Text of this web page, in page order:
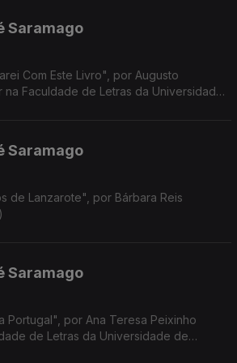
Saramago
Com Este Livro", por Augusto
Faculdade de Letras da Universidade
Saramago
de Lanzarote", por Bárbara Reis
Saramago
Portugal", por Ana Teresa Peixinho
de Letras da Universidade de